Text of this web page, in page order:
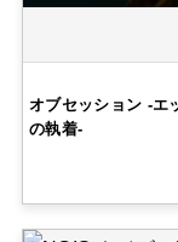
オブセッション -エ
の執着-